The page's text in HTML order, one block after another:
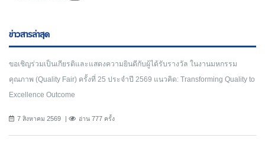
ข่าวสารล่าสุด
ขอเชิญร่วมเป็นเกียรติและแสดงความยินดีกับผู้ได้รับรางวัล ในงานมหกรรม
คุณภาพ (Quality Fair) ครั้งที่ 25 ประจำปี 2569 แนวคิด: Transforming Quality to
Excellence Outcome
7 สิงหาคม 2569 อ่าน 777 ครั้ง